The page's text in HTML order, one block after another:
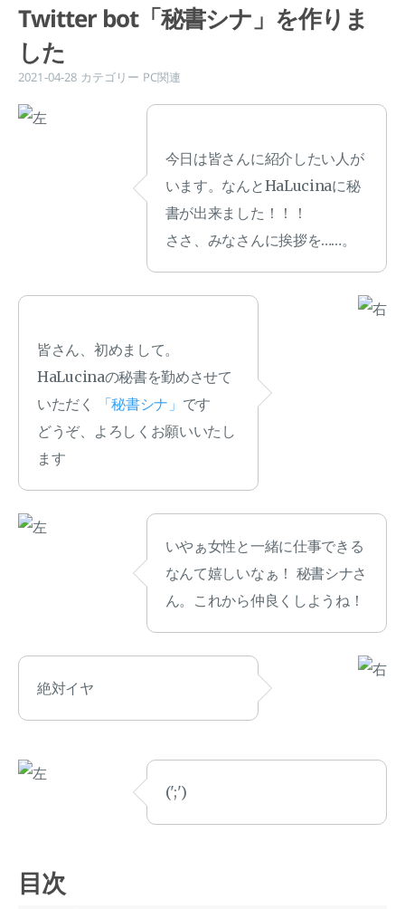
Twitter bot「秘書シナ」を作りま
した
2021-04-28 カテゴリー PC関連
今日は皆さんに紹介したい人が
います。なんとHaLucinaに秘
書が出来ました！！！
ささ、みなさんに挨拶を……。
皆さん、初めまして。
HaLucinaの秘書を勤めさせて
いただく
「秘書シナ」 です
どうぞ、よろしくお願いいたし
ます
いやぁ女性と一緒に仕事できる
なんて嬉しいなぁ！ 秘書シナさ
ん。これから仲良くしようね！
絶対イヤ
(';')
目次